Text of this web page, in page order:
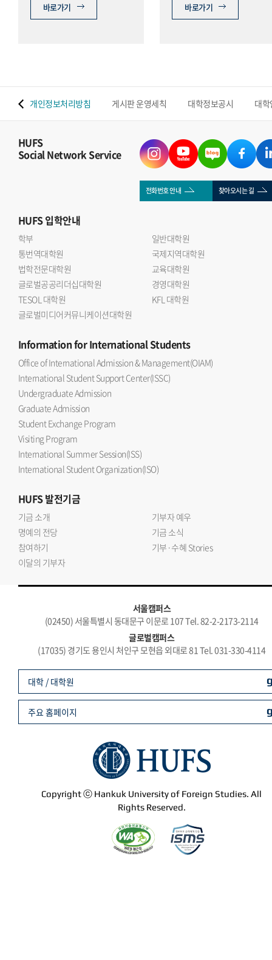
바로가기 바로가기
개인정보처리방침 게시판 운영세칙 대학정보공시 대
HUFS
Social Network Service
전화번호 안내 찾아오시는 길
HUFS입학안내
학부
일반대학원
통번역대학원
국제지역대학원
법학전문대학원
교육대학원
글로벌공공리더십대학원
경영대학원
TESOL 대학원
KFL 대학원
글로벌미디어커뮤니케이션대학원
Informationfor International Students
Office of International Admission & Management(OIAM)
International Student Support Center(ISSC)
Undergraduate Admission
Graduate Admission
Student Exchange Program
Visiting Program
International Summer Session(ISS)
International Student Organization(ISO)
HUFS발전기금
기금 소개
기부자 예우
명예의 전당
기금 소식
참여하기
기부·수혜 Stories
이달의 기부자
서울캠퍼스
(02450) 서울특별시 동대문구 이문로 107 Tel. 82-2-2173-2114
글로벌캠퍼스
(17035) 경기도 용인시 처인구 모현읍 외대로 81 Tel. 031-330-4114
Copyright ⓒ Hankuk University of Foreign Studies. All
Rights Reserved.
대학 / 대학원
주요 홈페이지